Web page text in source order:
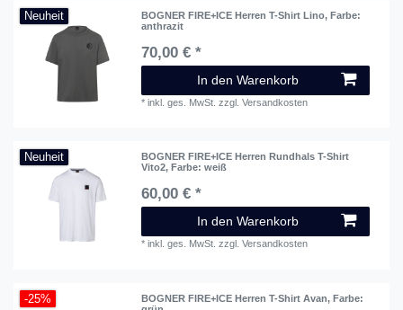
Neuheit BOGNER FIRE+ICE Herren T-Shirt Lino, Farbe:
anthrazit
70,00 € *
In den Warenkorb
*inkl. ges. MwSt. zzgl.Versandkosten
Neuheit
BOGNER FIRE+ICE Herren Rundhals T-Shirt
Vito2, Farbe: weiß
60,00 € *
In den Warenkorb
*inkl. ges. MwSt. zzgl.Versandkosten
-25% BOGNER FIRE+ICE Herren T-Shirt Avan, Farbe: